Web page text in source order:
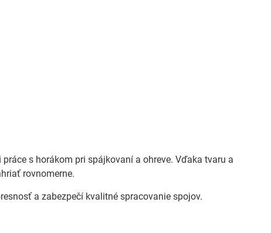
s horákom pri spájkovaní a ohreve. Vďaka tvaru a
rovnomerne.
a zabezpečí kvalitné spracovanie spojov.